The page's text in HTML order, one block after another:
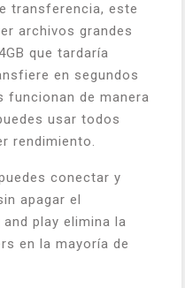
transferencia, este
archivos grandes
que tardaría
en segundos
funcionan de manera
usar todos
rendimiento.
conectar y
apagar el
play elimina la
en la mayoría de